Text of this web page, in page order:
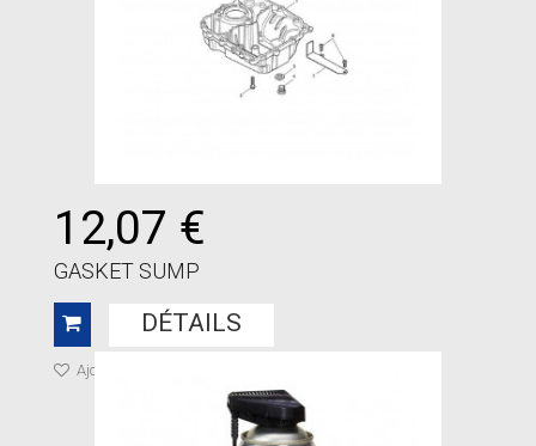
12,07 €
GASKET SUMP
DÉTAILS
Ajouter à ma liste de cadeaux